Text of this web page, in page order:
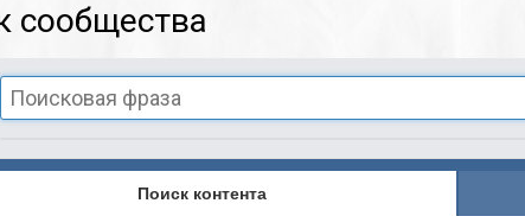
сообщества
Поиск контента